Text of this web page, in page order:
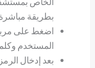
بطريقة
اضغط على
المستخدم
بعد إدخال